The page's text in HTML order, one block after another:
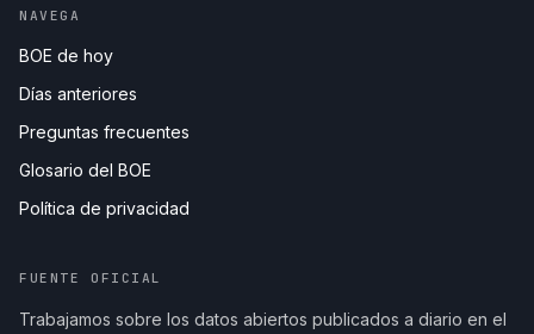
NAVEGA
BOE de hoy
Días anteriores
Preguntas frecuentes
Glosario del BOE
Política de privacidad
FUENTE OFICIAL
Trabajamos sobre los datos abiertos publicados a diario en el